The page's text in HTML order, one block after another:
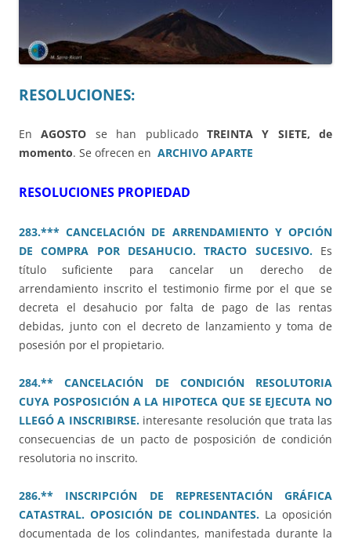
RESOLUCIONES:
EnAGOSTO se han publicado TREINTA Y SIETE, de
momento. Se ofrecen en ARCHIVO APARTE
RESOLUCIONES PROPIEDAD
283.*** CANCELACIÓN DE ARRENDAMIENTO Y OPCIÓN
DE COMPRA POR DESAHUCIO. TRACTO SUCESIVO.Es
título suficiente para cancelar un derecho de
arrendamiento inscrito el testimonio firme por el que se
decreta el desahucio por falta de pago de las rentas
debidas, junto con el decreto de lanzamiento y toma de
posesión por el propietario.
284.** CANCELACIÓN DE CONDICIÓN RESOLUTORIA
CUYA POSPOSICIÓN A LA HIPOTECA QUE SE EJECUTA NO
LLEGÓ A INSCRIBIRSE.interesante resolución que trata las
consecuencias de un pacto de posposición de condición
resolutoria no inscrito.
286.** INSCRIPCIÓN DE REPRESENTACIÓN GRÁFICA
CATASTRAL. OPOSICIÓN DE COLINDANTES.La oposición
documentada de los colindantes, manifestada durante la